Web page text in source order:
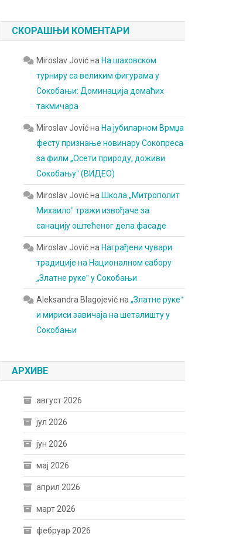
СКОРАШЊИ КОМЕНТАРИ
Miroslav Jovićна На шаховском
турниру са великим фигурама у
Сокобањи: Доминација домаћих
такмичара
Miroslav Jovićна На јубиларном Врмџа
фесту признање новинару Сокопреса
за филм „Осети природу, доживи
Сокобањуˮ (ВИДЕО)
Miroslav Jovićна Школа „Митрополит
Михаилоˮ тражи извођаче за
санацију оштећеног дела фасаде
Miroslav Jovićна Награђени чувари
традиције на Националном сабору
„Златне рукеˮ у Сокобањи
Aleksandra Blagojevićна„Златне рукеˮ
и мириси завичаја на шеталишту у
Сокобањи
АРХИВЕ
август 2026
јул 2026
јун 2026
мај 2026
април 2026
март 2026
фебруар 2026